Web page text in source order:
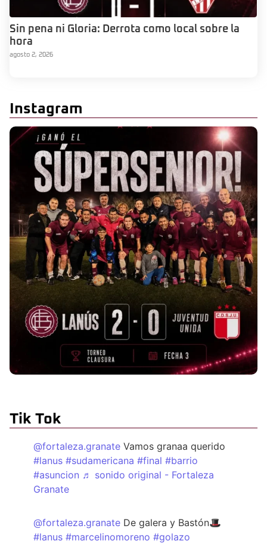
Sin pena ni Gloria: Derrota como local sobre la
hora
agosto 2, 2026
Instagram
Tik Tok
@fortaleza.granate Vamos granaa querido
#lanus #sudamericana #final #barrio
#asuncion ♬ sonido original - Fortaleza
Granate
@fortaleza.granate De galera y Bastón🎩
#lanus #marcelinomoreno #golazo